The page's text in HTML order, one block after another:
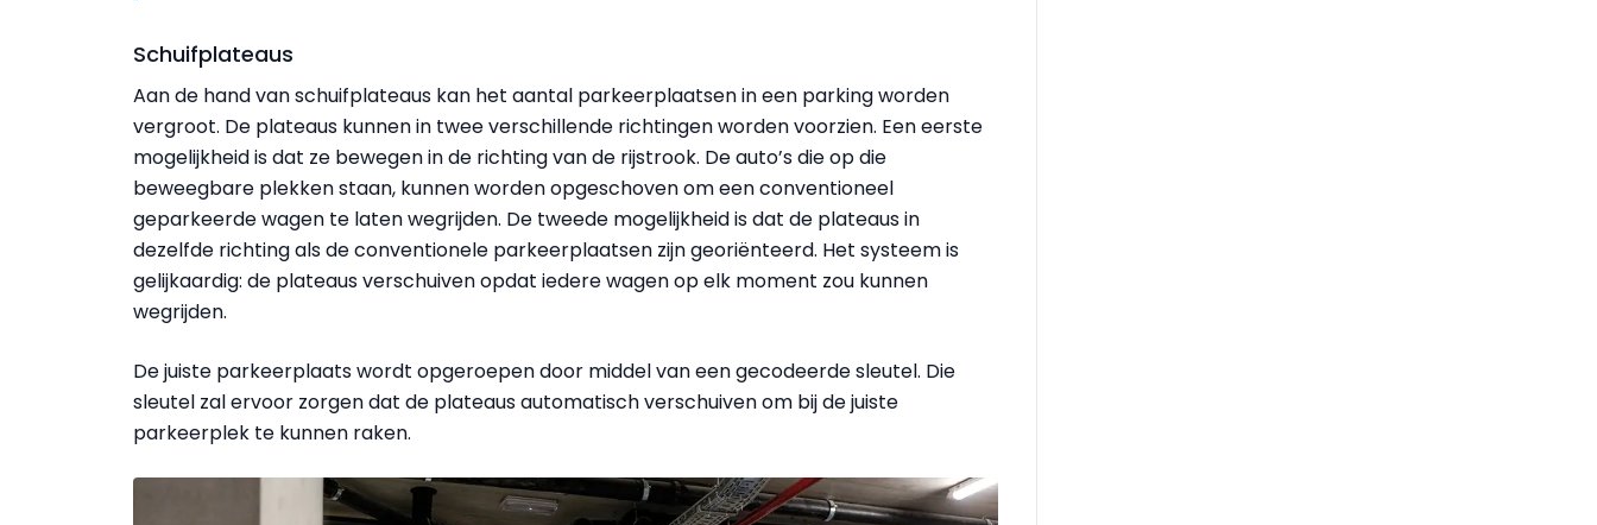
Schuifplateaus
Aan de hand van schuifplateaus kan het aantal parkeerplaatsen in een parking worden
vergroot. De plateaus kunnen in twee verschillende richtingen worden voorzien. Een eerste
mogelijkheid is dat ze bewegen in de richting van de rijstrook. De auto’s die op die
beweegbare plekken staan, kunnen worden opgeschoven om een conventioneel
geparkeerde wagen te laten wegrijden. De tweede mogelijkheid is dat de plateaus in
dezelfde richting als de conventionele parkeerplaatsen zijn georiënteerd. Het systeem is
gelijkaardig: de plateaus verschuiven opdat iedere wagen op elk moment zou kunnen
wegrijden.
De juiste parkeerplaats wordt opgeroepen door middel van een gecodeerde sleutel. Die
sleutel zal ervoor zorgen dat de plateaus automatisch verschuiven om bij de juiste
parkeerplek te kunnen raken.